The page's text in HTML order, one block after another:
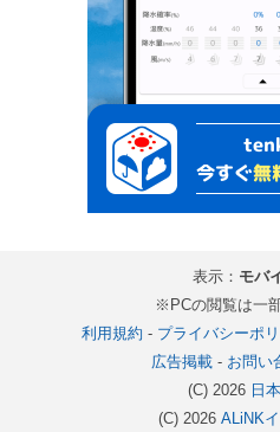
表示： モバ
※PCの閲覧は一
利用規約 - プライバシーポ
広告掲載- お問い
(C) 2026 日
(C) 2026 ALiNK